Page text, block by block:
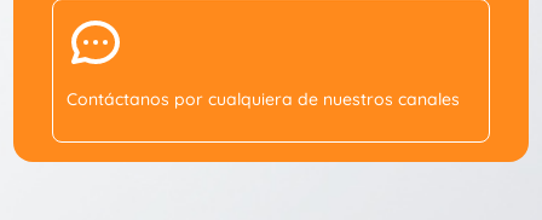
Contáctanos por cualquiera de nuestros canales